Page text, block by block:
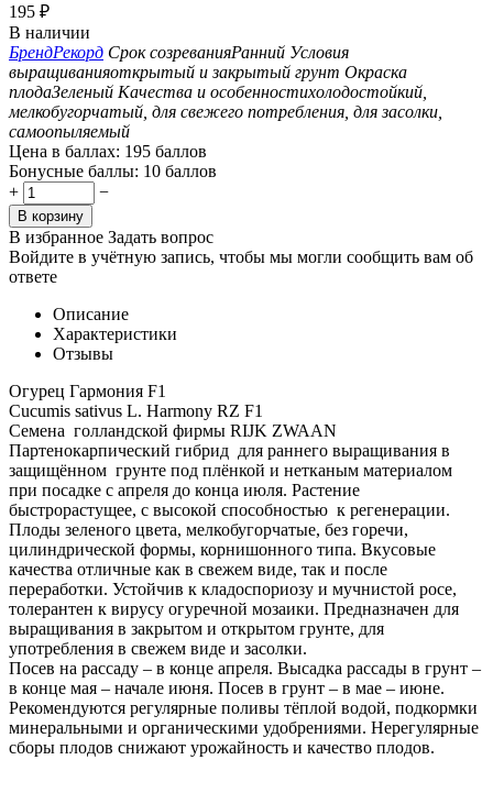
195 ₽
В наличии
БрендРекорд Срок созреванияРанний Условия
выращиванияоткрытый и закрытый грунт Окраска
плодаЗеленый Качества и особенностихолодостойкий,
мелкобугорчатый, для свежего потребления, для засолки,
самоопыляемый
Цена в баллах: 195 баллов
Бонусные баллы: 10 баллов
+
−
В корзину
В избранное Задать вопрос
Войдите в учётную запись, чтобы мы могли сообщить вам об
ответе
Описание
Характеристики
Отзывы
Огурец Гармония F1
Cucumis sativus L. Harmony RZ F1
Семена голландской фирмы RIJK ZWAAN
Партенокарпический гибрид для раннего выращивания в
защищённом грунте под плёнкой и нетканым материалом
при посадке с апреля до конца июля. Растение
быстрорастущее, с высокой способностью к регенерации.
Плоды зеленого цвета, мелкобугорчатые, без горечи,
цилиндрической формы, корнишонного типа. Вкусовые
качества отличные как в свежем виде, так и после
переработки. Устойчив к кладоспориозу и мучнистой росе,
толерантен к вирусу огуречной мозаики. Предназначен для
выращивания в закрытом и открытом грунте, для
употребления в свежем виде и засолки.
Посев на рассаду – в конце апреля. Высадка рассады в грунт –
в конце мая – начале июня. Посев в грунт – в мае – июне.
Рекомендуются регулярные поливы тёплой водой, подкормки
минеральными и органическими удобрениями. Нерегулярные
сборы плодов снижают урожайность и качество плодов.